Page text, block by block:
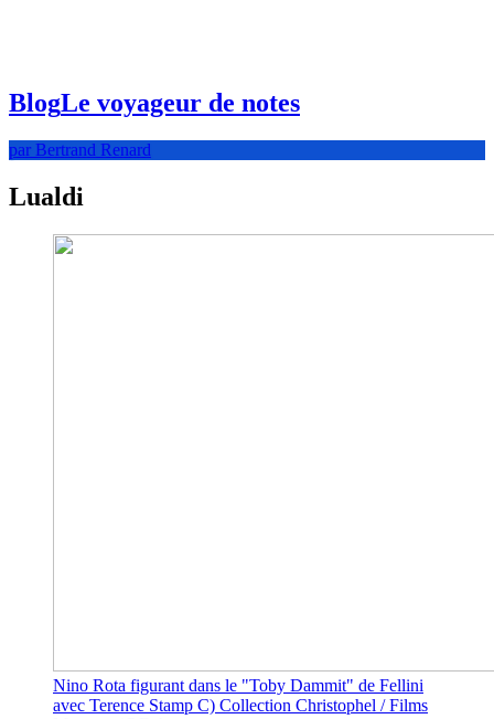
BlogLe voyageur de notes
par Bertrand Renard
Lualdi
Nino Rota figurant dans le "Toby Dammit" de Fellini
avec Terence Stamp C) Collection Christophel / Films